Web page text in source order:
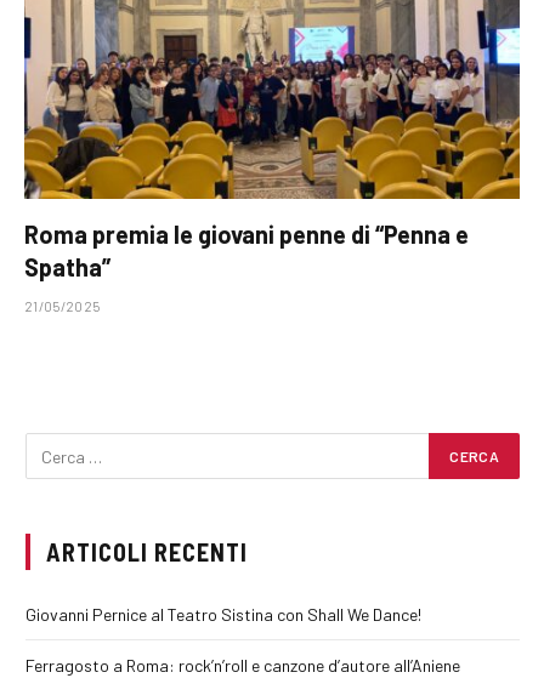
Roma premia le giovani penne di “Penna e
Spatha”
21/05/2025
ARTICOLI RECENTI
Giovanni Pernice al Teatro Sistina con Shall We Dance!
Ferragosto a Roma: rock’n’roll e canzone d’autore all’Aniene